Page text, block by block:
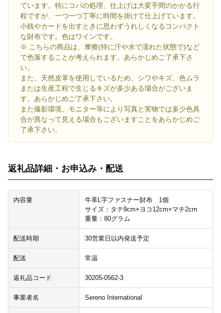
ています。特にコバの処理、仕上げは大変手間のかかる行
程ですが、一つ一つ丁寧に時間を掛けて仕上げています。
小銭やカードを出すときに思わずうれしくなるコンパクト
な財布です。色はワインです。
※ こちらの商品は、摩擦(特に汗や水で濡れた状態で)など
で色落することが考えられます。あらかじめご了承下さ
い。
また、天然皮革を使用しているため、シワやキズ、色ムラ
または生産工程で生じるキズが多少ある場合がございま
す。あらかじめご了承下さい。
また撮影環境、モニター等により写真と実物では多少色具
合が異なって見える場合もございますことをあらかじめご
了承下さい。
返礼品詳細・お申込み・配送
内容量
牛革L字ファスナー財布 1個
サイズ：タテ9cm×ヨコ12cm×マチ2cm
重量：80グラム
配送時期 30営業日以内発送予定
配送 常温
返礼品コード 30205-0562-3
事業者名 Sereno International